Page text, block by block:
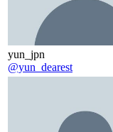
yun_jpn
@yun_dearest